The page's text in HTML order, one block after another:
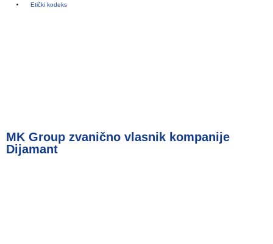
Etički kodeks
MK Group zvanično vlasnik kompanije
Dijamant